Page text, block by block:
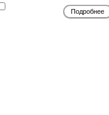
Подробнее